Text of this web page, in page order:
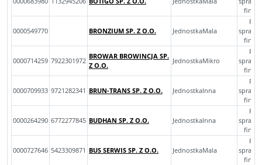
0000549770 BRONZIUM SP. Z O.O. JednostkaMala
0000714259 7922301972
BROWAR BROWINCJA SP.
Z O.O.
JednostkaMikro
0000709933 9721282341 BRUN-TRANS SP. Z O.O. JednostkaInna
0000264290 6772277845 BUDHAN SP. Z O.O. JednostkaInna
0000727646 5423309871 BUS SERWIS SP. Z O.O. JednostkaMala